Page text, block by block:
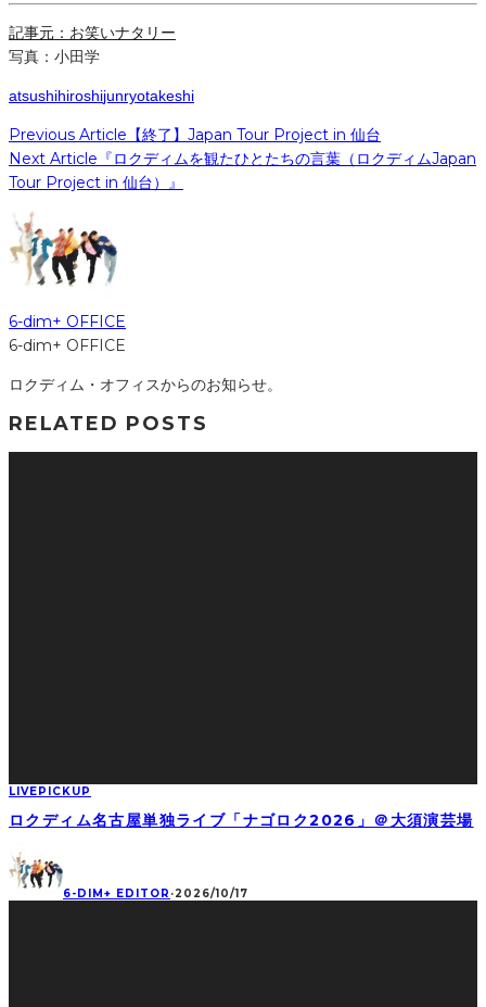
記事元：お笑いナタリー
写真：小田学
atsushihiroshijunryotakeshi
Previous Article 【終了】Japan Tour Project in 仙台
Next Article 『ロクディムを観たひとたちの言葉（ロクディムJapan
Tour Project in 仙台）』
6-dim+ OFFICE
6-dim+ OFFICE
ロクディム・オフィスからのお知らせ。
RELATED POSTS
LIVEPICKUP
ロクディム名古屋単独ライブ「ナゴロク2026」＠大須演芸場
6-DIM+ EDITOR ·2026/10/17